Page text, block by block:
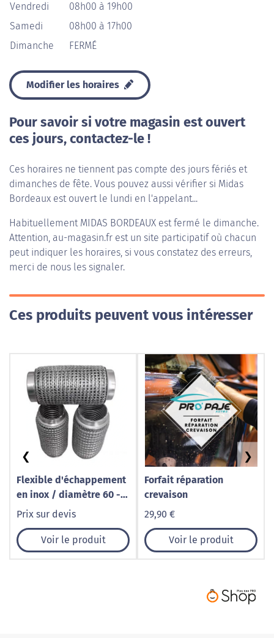
Vendredi
08h00 à 19h00
Samedi
08h00 à 17h00
Dimanche
FERMÉ
Modifier les horaires
Pour savoir si votre magasin est ouvert
ces jours, contactez-le !
Ces horaires ne tiennent pas compte des jours fériés et
dimanches de fête. Vous pouvez aussi vérifier si Midas
Bordeaux est ouvert le lundi en l'appelant...
Habituellement MIDAS BORDEAUX est fermé le dimanche.
Attention, au-magasin.fr est un site participatif où chacun
peut indiquer les horaires, si vous constatez des erreurs,
merci de nous les signaler.
Ces produits peuvent vous intéresser
Flexible d'échappement
en inox / diamètre 60 -
Longueur 160
Prix sur devis
Voir le produit
Forfait réparation
crevaison
29,90 €
Voir le produit
❮ ❯